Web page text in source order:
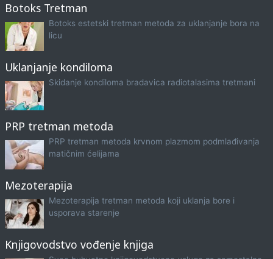
Botoks Tretman
Botoks estetski tretman metoda za uklanjanje bora na
licu
Uklanjanje kondiloma
Skidanje kondiloma bradavica radiotalasima tretmani
PRP tretman metoda
PRP tretman metoda krvnom plazmom podmlađivanja
matičnim ćelijama
Mezoterapija
Mezoterapija tretman metoda koji uklanja bore i
usporava starenje
Knjigovodstvo vođenje knjiga